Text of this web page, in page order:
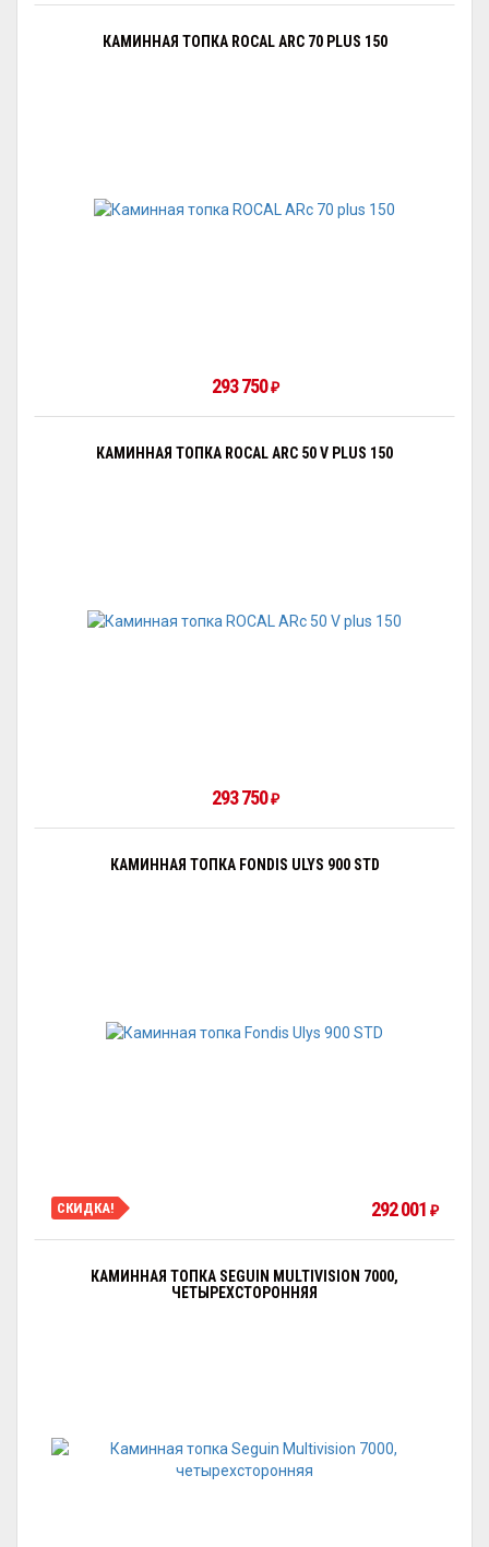
КАМИННАЯ ТОПКА ROCAL ARC 70 PLUS 150
293 750 ₽
КАМИННАЯ ТОПКА ROCAL ARC 50 V PLUS 150
293 750 ₽
КАМИННАЯ ТОПКА FONDIS ULYS 900 STD
СКИДКА! 292 001 ₽
КАМИННАЯ ТОПКА SEGUIN MULTIVISION 7000,
ЧЕТЫРЕХСТОРОННЯЯ